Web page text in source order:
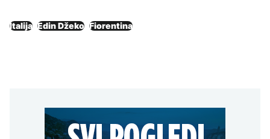
Italija Edin Džeko Fiorentina